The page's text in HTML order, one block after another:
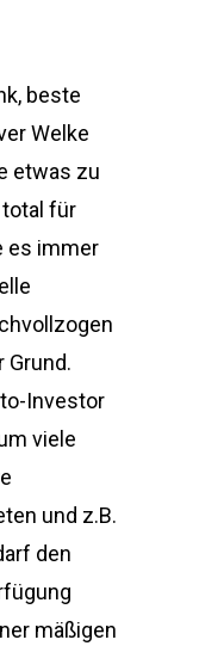
beste
Welke
etwas zu
für
es immer
Grund.
Investor
viele
und z.B.
den
mäßigen